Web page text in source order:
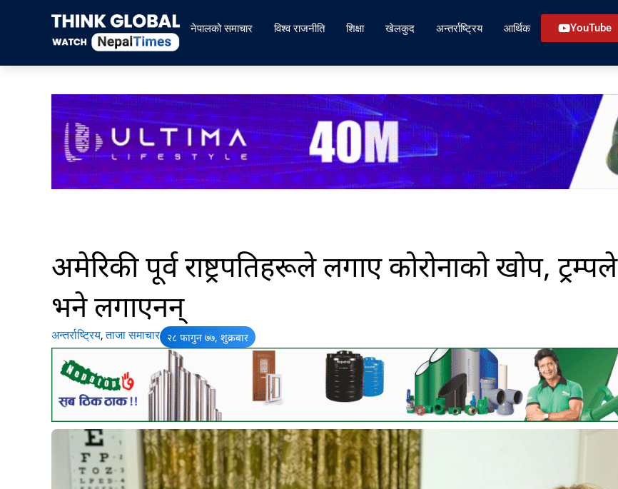
नेपालको समाचार विश्व राजनीति शिक्षा खेलकुद अन्तर्राष्ट्रिय आर्थिक YouTube
अमेरिकी पूर्व राष्ट्रपतिहरूले लगाए कोरोनाको खोप, ट्रम्पले
भने लगाएनन्
अन्तर्राष्ट्रिय,ताजा समाचार २८ फागुन ७७, शुक्रबार